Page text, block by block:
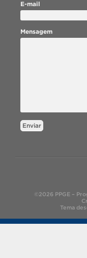
E-mail
Mensagem
Enviar
©2026 PPGE –
Tema